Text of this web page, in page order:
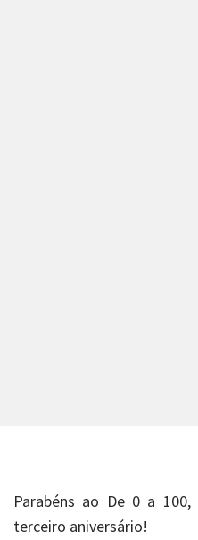
Parabéns ao De 0 a
terceiro aniversário!